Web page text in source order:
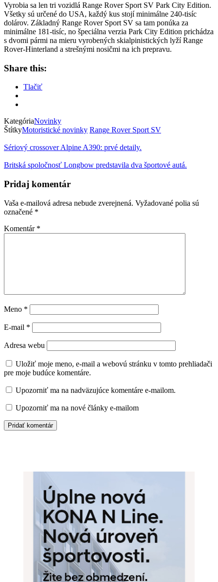
Vyrobia sa len tri vozidlá Range Rover Sport SV Park City Edition.
Všetky sú určené do USA, každý kus stojí minimálne 240-tisíc
dolárov. Základný Range Rover Sport SV sa tam ponúka za
minimálne 181-tisíc, no špeciálna verzia Park City Edition prichádza
s dvomi pármi na mieru vyrobených skialpinistických lyží Range
Rover-Hinterland a strešnými nosičmi na ich prepravu.
Share this:
Tlačiť
KategóriaNovinky
ŠtítkyMotoristické novinky Range Rover Sport SV
Sériový crossover Alpine A390: prvé detaily.
Britská spoločnosť Longbow predstavila dva športové autá.
Pridaj komentár
Vaša e-mailová adresa nebude zverejnená. Vyžadované polia sú
označené *
Komentár *
Meno *
E-mail *
Adresa webu
Uložiť moje meno, e-mail a webovú stránku v tomto prehliadači
pre moje budúce komentáre.
Upozorniť ma na nadväzujúce komentáre e-mailom.
Upozorniť ma na nové články e-mailom